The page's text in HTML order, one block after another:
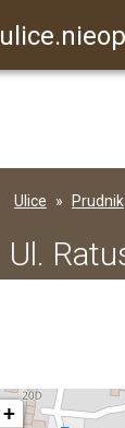
Ulice Prudnik
Ul.
+